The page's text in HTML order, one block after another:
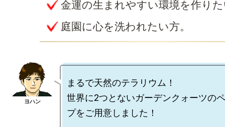
金運の生まれやすい環境を作り
庭園に心を洗われたい方。
まるで天然のテラリウム！
世界に2つとないガーデンクォーツの
プをご用意しました！